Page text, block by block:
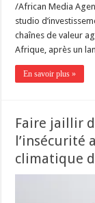
/African Media
studio
chaînes de valeur
Afrique, après un
En savoir plus »
Faire jaillir
l’insécurité
climatique